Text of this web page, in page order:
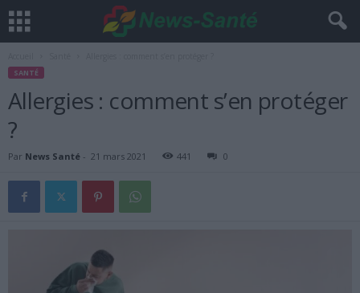
SANTÉ
Allergies : comment s’en protéger
?
Par News Santé - 21 mars 2021 441 0